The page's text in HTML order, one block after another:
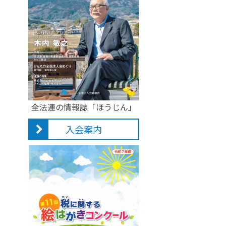
全法連の情報誌「ほうじん」
入会案内